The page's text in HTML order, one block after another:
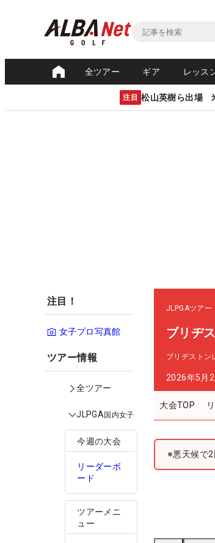
全ツアー ギア レッス
注目 松山英樹ら出場
注目！
女子プロ写真館
ツアー情報
全ツアー
JLPGA国内女子
今週の大会
リーダーボ
ード
ツアーメニ
ュー
JLPGAツアー
ブリヂ
ブリヂストン
2026年5月
大会TOP
※悪天候で